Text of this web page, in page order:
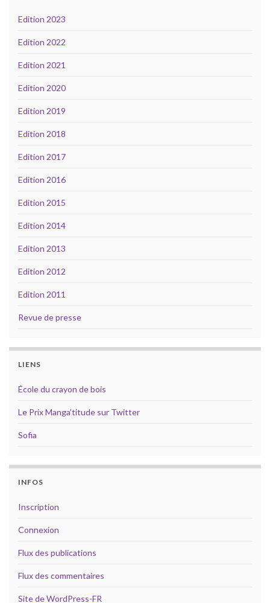
Edition 2023
Edition 2022
Edition 2021
Edition 2020
Edition 2019
Edition 2018
Edition 2017
Edition 2016
Edition 2015
Edition 2014
Edition 2013
Edition 2012
Edition 2011
Revue de presse
LIENS
École du crayon de bois
Le Prix Manga’titude sur Twitter
Sofia
INFOS
Inscription
Connexion
Flux des publications
Flux des commentaires
Site de WordPress-FR